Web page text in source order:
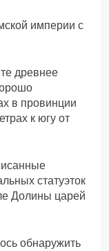
империи с
древнее
в провинции
к югу от
статуэток
Долины царей
обнаружить